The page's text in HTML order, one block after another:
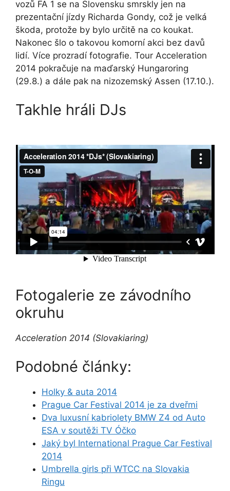
vozů FA 1 se na Slovensku smrskly jen na
prezentační jízdy Richarda Gondy, což je velká
škoda, protože by bylo určitě na co koukat.
Nakonec šlo o takovou komorní akci bez davů
lidí. Více prozradí fotografie. Tour Acceleration
2014 pokračuje na maďarský Hungaroring
(29.8.) a dále pak na nizozemský Assen (17.10.).
Takhle hráli DJs
Fotogalerie ze závodního
okruhu
Acceleration 2014 (Slovakiaring)
Podobné články:
Holky & auta 2014
Prague Car Festival 2014 je za dveřmi
Dva luxusní kabriolety BMW Z4 od Auto
ESA v soutěži TV Óčko
Jaký byl International Prague Car Festival
2014
Umbrella girls při WTCC na Slovakia
Ringu